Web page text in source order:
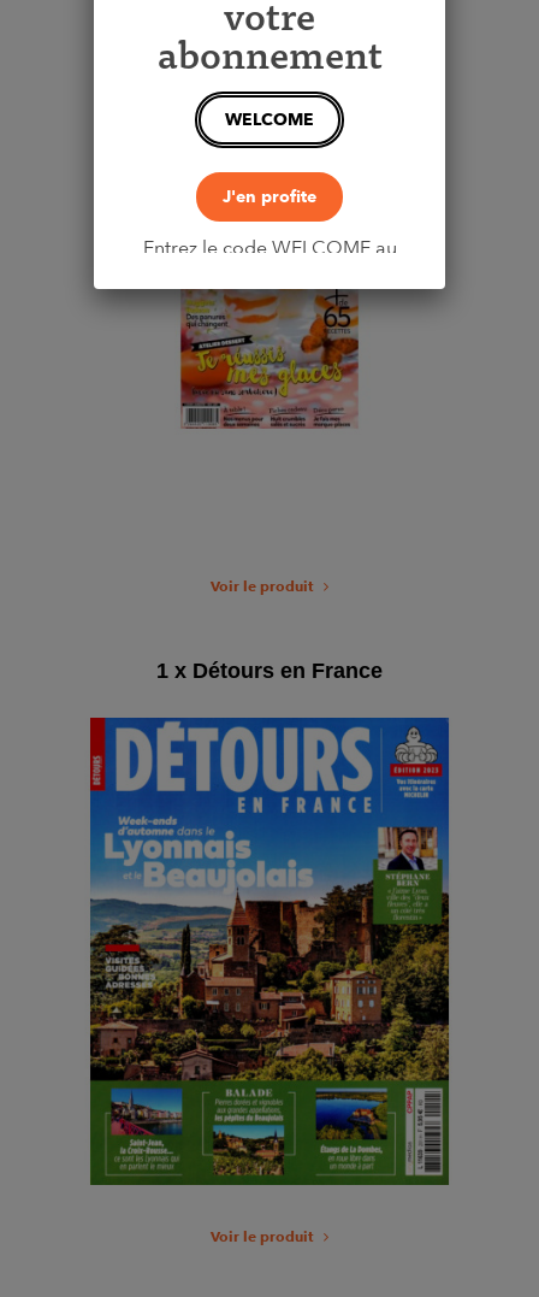
1 x Gourmand
Voir le produit
1 x Détours en France
Voir le produit
votre
abonnement
WELCOME
J'en profite
Entrez le code WELCOME au